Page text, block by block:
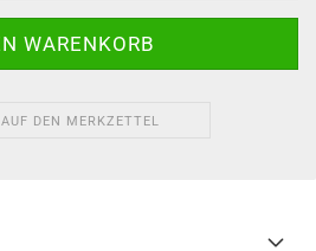
AUF DEN MERKZETTEL